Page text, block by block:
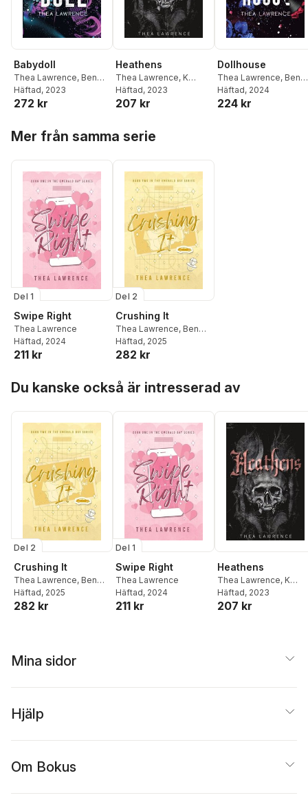
Babydoll
Thea Lawrence, Ben
Browning
Häftad, 2023
272 kr
Heathens
Thea Lawrence, K
Morton,Ben Browning
Häftad, 2023
207 kr
Dollhouse
Thea Lawrence, Ben
Browning
Häftad, 2024
224 kr
Mer från samma serie
Del 1
Swipe Right
Thea Lawrence
Häftad, 2024
211 kr
Del 2
Crushing It
Thea Lawrence, Ben
Browning
Häftad, 2025
282 kr
Du kanske också är intresserad av
Del 2
Crushing It
Thea Lawrence, Ben
Browning
Häftad, 2025
282 kr
Del 1
Swipe Right
Thea Lawrence
Häftad, 2024
211 kr
Heathens
Thea Lawrence, K
Morton,Ben Browning
Häftad, 2023
207 kr
Mina sidor
Hjälp
Om Bokus